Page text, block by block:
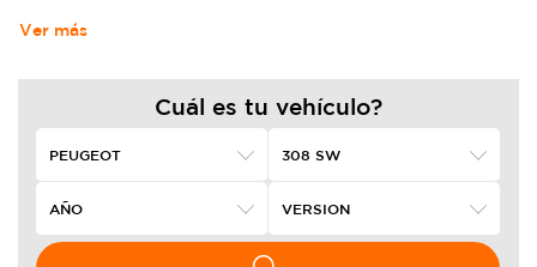
Ver más
Cuál es tu vehículo?